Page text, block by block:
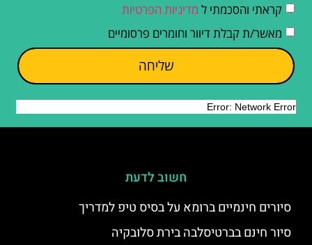
קראתי והסכמתי ל מדיניות הפרטיות
מאשר/ת קבלת דיוור וחומרים פרסומיים
שליחה
חשוב לדעת
סיורים חינמיים ברומא על בסיס טיפ למדריך
סיור חינם בברטיסלבה בירת סלובקיה